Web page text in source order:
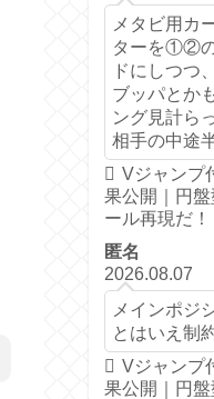
メタビ用カ
ターを①②の
ドにしつつ
ブッパとか
ング見計ら
相手の中途
Vジャンプ
果公開｜円
ール再現だ！
匿名
2026.08.07
メインポジ
とはいえ制
Vジャンプ
果公開｜円